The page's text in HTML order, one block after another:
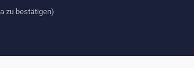
zu bestätigen)